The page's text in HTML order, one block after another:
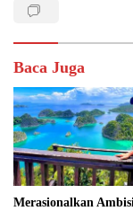
Baca Juga
Merasionalkan